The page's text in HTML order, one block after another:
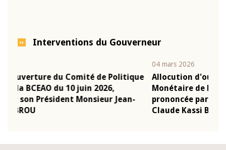
Interventions du Gouverneur
Allocution d'ouverture du Comité de Politique
Monétaire de la BCEAO du 4 mars 2026,
prononcée par son Président Monsieur Jean-
Claude Kassi BROU